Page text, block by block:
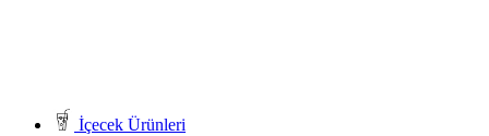
İçecek Ürünleri